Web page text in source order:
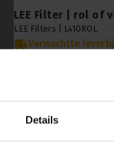
Details
LEE Filter | rol of
LEE Filters | L410ROL
Verwachtte
Perfect voor zacht licht